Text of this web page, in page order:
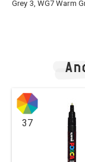
Grey 3, WG7 Warm
37